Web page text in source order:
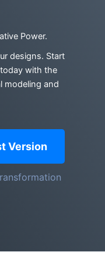
Power.
designs. Start
with the
modeling and
Version